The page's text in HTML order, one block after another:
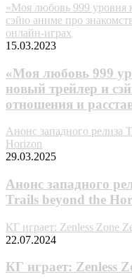
«Моя любовь 999
сэйю аниме про
онлайн-играх
15.03.2023
«Моя любовь 999
новый трейлер и
отношения и
Анонс западного релиза
Horizon
29.03.2025
Анонс западного
Trails beyond the
КГ играет: Zenless Zone
22.07.2024
КГ играет: Zenless